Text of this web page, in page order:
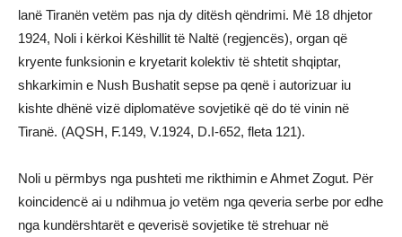
lanë Tiranën vetëm pas nja dy ditësh qëndrimi. Më 18 dhjetor
1924, Noli i kërkoi Këshillit të Naltë (regjencës), organ që
kryente funksionin e kryetarit kolektiv të shtetit shqiptar,
shkarkimin e Nush Bushatit sepse pa qenë i autorizuar iu
kishte dhënë vizë diplomatëve sovjetikë që do të vinin në
Tiranë. (AQSH, F.149, V.1924, D.I-652, fleta 121).
Noli u përmbys nga pushteti me rikthimin e Ahmet Zogut. Për
koincidencë ai u ndihmua jo vetëm nga qeveria serbe por edhe
nga kundërshtarët e qeverisë sovjetike të strehuar në